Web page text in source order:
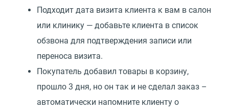
Подходит дата визита клиента к вам в салон
или клинику — добавьте клиента в список
обзвона для подтверждения записи или
переноса визита.
Покупатель добавил товары в корзину,
прошло 3 дня, но он так и не сделал заказ –
автоматически напомните клиенту о